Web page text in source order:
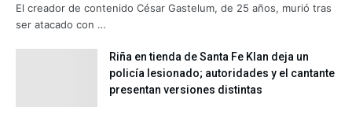
El creador de contenido César Gastelum, de 25 años, murió tras
ser atacado con …
Riña en tienda de Santa Fe Klan deja un
policía lesionado; autoridades y el cantante
presentan versiones distintas